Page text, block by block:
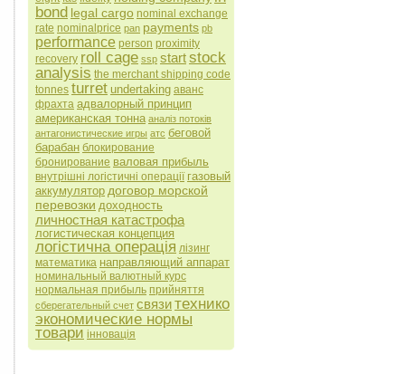
bond legal cargo nominal exchange
rate nominalprice pan payments pb
performance person proximity
recovery roll cage ssp startstock
analysis the merchant shipping code
tonnes turret undertaking аванс
фрахта адвалорный принцип
американская тонна аналіз потоків
антагонистические игры атс беговой
барабан блокирование
бронирование валовая прибыль
внутрішні логістичні операції газовый
аккумулятор договор морской
перевозки доходность
личностная катастрофа
логистическая концепция
логістична операція лізинг
математика направляющий аппарат
номинальный валютный курс
нормальная прибыль прийняття
сберегательный счет связитехнико
экономические нормы
товари інновація